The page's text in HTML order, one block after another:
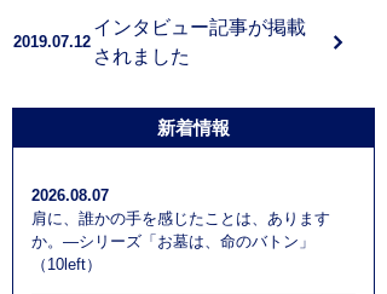
お問い合わせ
2019.07.12
インタビュー記事が掲載
されました
新着情報
2026.08.07
肩に、誰かの手を感じたことは、あります
か。―シリーズ「お墓は、命のバトン」
（10left）